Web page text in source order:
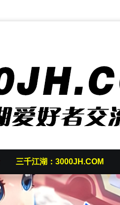
三千江湖：3000JH.COM